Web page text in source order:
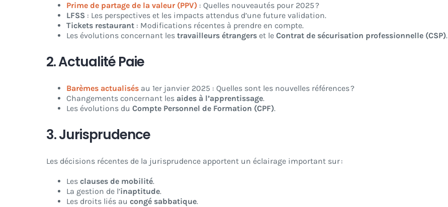
Prime de partage de la valeur (PPV) : Quelles nouveautés pour 2025 ?
LFSS : Les perspectives et les impacts attendus d’une future validation.
Tickets restaurant : Modifications récentes à prendre en compte.
Les évolutions concernant les travailleurs étrangers et le Contrat de sécurisation professionnelle (CSP).
2. Actualité Paie
Barèmes actualisés au 1er janvier 2025 : Quelles sont les nouvelles références ?
Changements concernant les aides à l’apprentissage.
Les évolutions du Compte Personnel de Formation (CPF).
3. Jurisprudence
Les décisions récentes de la jurisprudence apportent un éclairage important sur :
Les clauses de mobilité.
La gestion de l’inaptitude.
Les droits liés au congé sabbatique.